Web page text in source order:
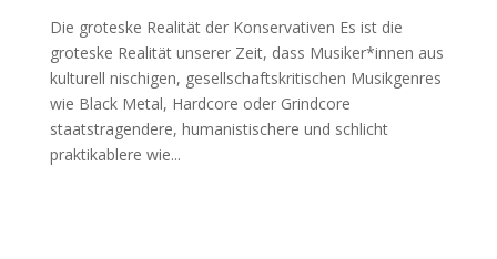
Die groteske Realität der Konservativen Es ist die
groteske Realität unserer Zeit, dass Musiker*innen aus
kulturell nischigen, gesellschaftskritischen Musikgenres
wie Black Metal, Hardcore oder Grindcore
staatstragendere, humanistischere und schlicht
praktikablere wie...